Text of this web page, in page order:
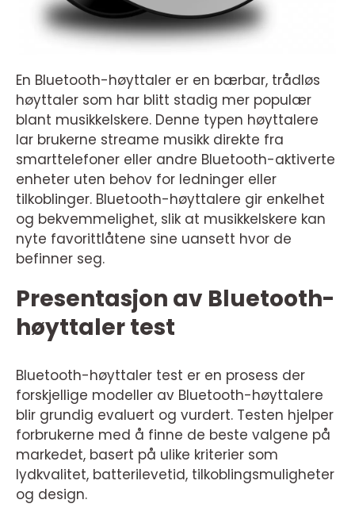
En Bluetooth-høyttaler er en bærbar, trådløs
høyttaler som har blitt stadig mer populær
blant musikkelskere. Denne typen høyttalere
lar brukerne streame musikk direkte fra
smarttelefoner eller andre Bluetooth-aktiverte
enheter uten behov for ledninger eller
tilkoblinger. Bluetooth-høyttalere gir enkelhet
og bekvemmelighet, slik at musikkelskere kan
nyte favorittlåtene sine uansett hvor de
befinner seg.
Presentasjon av Bluetooth-
høyttaler test
Bluetooth-høyttaler test er en prosess der
forskjellige modeller av Bluetooth-høyttalere
blir grundig evaluert og vurdert. Testen hjelper
forbrukerne med å finne de beste valgene på
markedet, basert på ulike kriterier som
lydkvalitet, batterilevetid, tilkoblingsmuligheter
og design.